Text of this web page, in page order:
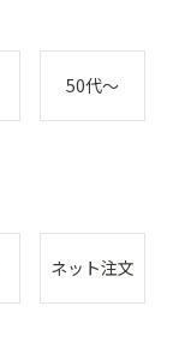
50代～
ネット注文